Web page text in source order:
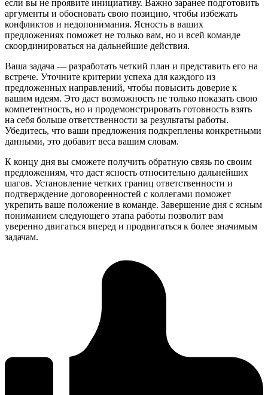
если вы не проявите инициативу. Важно заранее подготовить
аргументы и обосновать свою позицию, чтобы избежать
конфликтов и недопонимания. Ясность в ваших
предложениях поможет не только вам, но и всей команде
скоординироваться на дальнейшие действия.
Ваша задача — разработать четкий план и представить его на
встрече. Уточните критерии успеха для каждого из
предложенных направлений, чтобы повысить доверие к
вашим идеям. Это даст возможность не только показать свою
компетентность, но и продемонстрировать готовность взять
на себя больше ответственности за результаты работы.
Убедитесь, что ваши предложения подкреплены конкретными
данными, это добавит веса вашим словам.
К концу дня вы сможете получить обратную связь по своим
предложениям, что даст ясность относительно дальнейших
шагов. Установление четких границ ответственности и
подтверждение договоренностей с коллегами поможет
укрепить ваше положение в команде. Завершение дня с ясным
пониманием следующего этапа работы позволит вам
уверенно двигаться вперед и продвигаться к более значимым
задачам.